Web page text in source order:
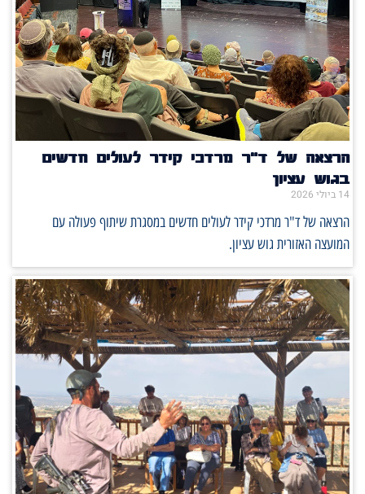
הרצאה של ד"ר מרדכי קידר לעולים חדשים
בגוש עציון
14 ביולי 2026
הרצאה של ד"ר מרדכי קידר לעולים חדשים במסגרת שיתוף פעולה עם
המועצה האזורית גוש עציון.